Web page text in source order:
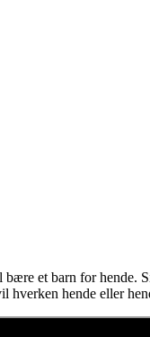
et barn for hende.
hende eller